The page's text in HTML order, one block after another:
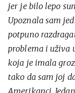
jer je bilo lepo
Upoznala sam
potpuno
problema i uživa
koja je imala
tako da sam joj
Amerikanci.